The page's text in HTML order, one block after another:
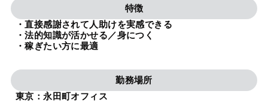
特徴
・直接感謝されて人助けを実感できる
・法的知識が活かせる／身につく
・稼ぎたい方に最適
勤務場所
東京：永田町オフィス
プライバシーポリシー 利用規約 内部通報
TikTok受賞